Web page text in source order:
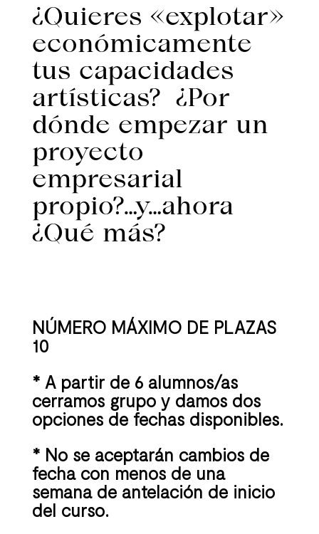
¿Quieres «explotar»
económicamente
tus capacidades
artísticas? ¿Por
dónde empezar un
proyecto
empresarial
propio?…y…ahora
¿Qué más?
NÚMERO MÁXIMO DE PLAZAS
10
* A partir de 6 alumnos/as
cerramos grupo y damos dos
opciones de fechas disponibles.
* No se aceptarán cambios de
fecha con menos de una
semana de antelación de inicio
del curso.